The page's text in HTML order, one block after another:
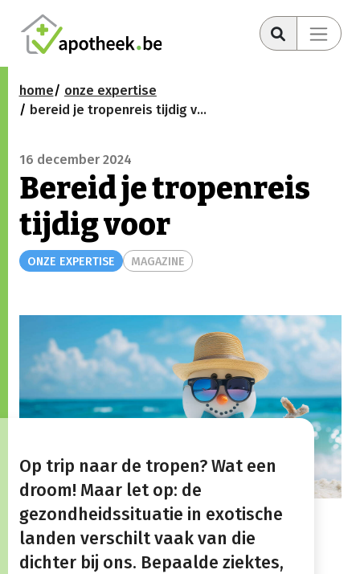
home
onze expertise
bereid je tropenreis tijdig voor
16 december 2024
Bereid je tropenreis
tijdig voor
ONZE EXPERTISE MAGAZINE
Op trip naar de tropen? Wat een
droom! Maar let op: de
gezondheidssituatie in exotische
landen verschilt vaak van die
dichter bij ons. Bepaalde ziektes,